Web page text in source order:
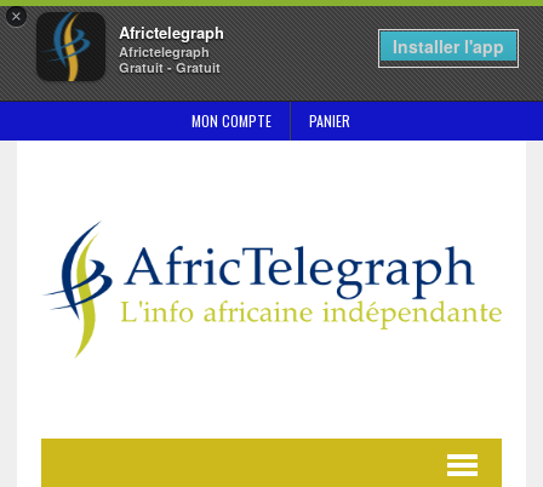
×
Africtelegraph
Africtelegraph
Gratuit - Gratuit
Installer l'app
MON COMPTE PANIER